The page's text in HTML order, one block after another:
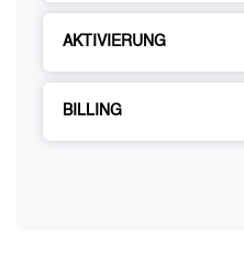
AKTIVIERUNG
BILLING